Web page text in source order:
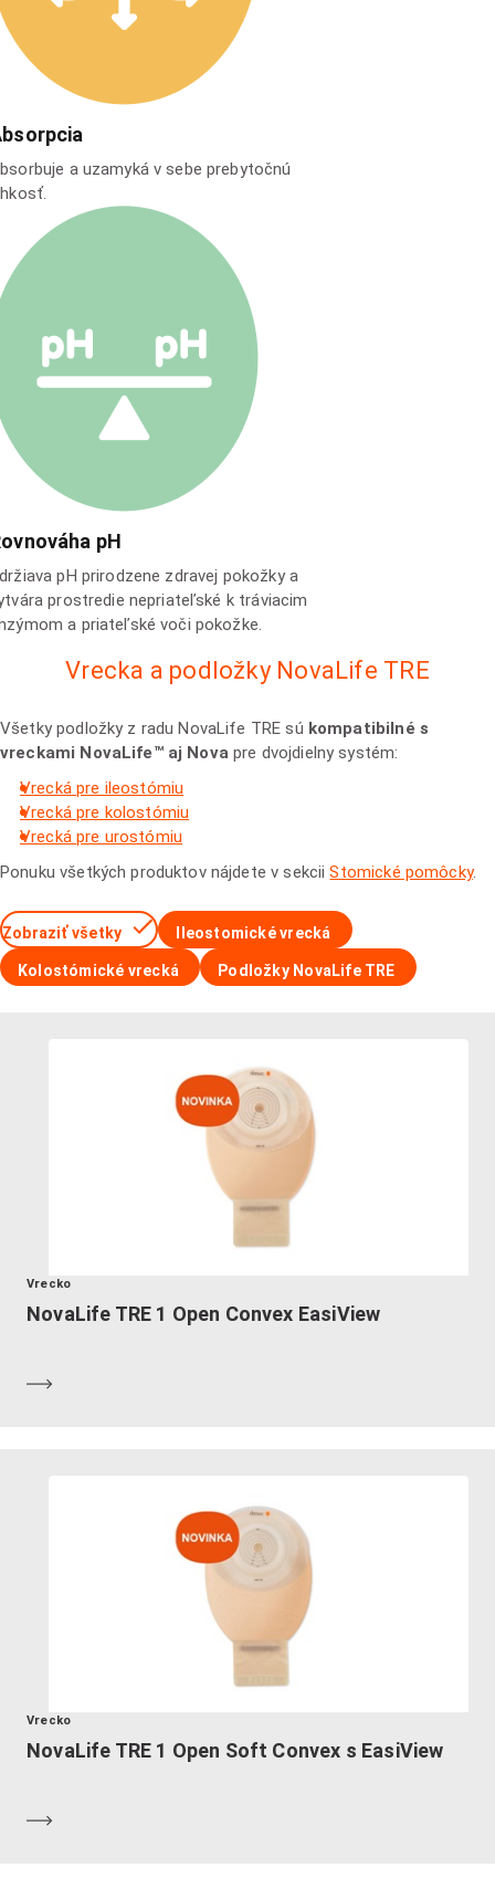
a uzamyká v sebe prebytočnú
pH
pH prirodzene zdravej pokožky a
prostredie nepriateľské k tráviacim
a priateľské voči pokožke.
Vrecka a podložky NovaLife TRE
Všetky podložky z radu NovaLife TRE sú kompatibilné s
vreckami NovaLife™ aj Novapre dvojdielny systém:
Vrecká pre ileostómiu
Vrecká pre kolostómiu
Vrecká pre urostómiu
Ponuku všetkých produktov nájdete v sekciiStomické pomôcky.
Zobraziť všetky Ileostomické vrecká
Kolostómické vrecká Podložky NovaLife TRE
Vrecko
NovaLife TRE 1 Open Convex EasiView
Vrecko
NovaLife TRE 1 Open Soft Convex s EasiView